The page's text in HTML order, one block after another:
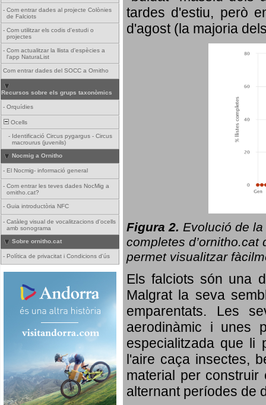
- Com entrar dades al projecte Colònies
de Falciots
- Com utilitzar els codis d'estudi o
projectes
- Com actualitzar la llista d'espècies a
l'app NaturaList
Com entrar dades del SOCC a Ornitho
Recursos sobre els grups taxonòmics
- Orquídies
Ocells
- Identificació Circus pygargus - Circus
macrourus (juvenils)
Nocmig a Ornitho
- El Nocmig- informació general
- Com entrar les teves dades NocMig a
ornitho.cat?
- Guia introductòria NFC
- Catàleg visual de vocalitzacions d'ocells
amb sonograma
Sobre ornitho.cat
- Política de privacitat i Condicions d'ús
tardes d'estiu, però
d'agost (la majoria
Figura 2. Evolució de la
completes d’ornitho.cat
permet visualitzar
Els falciots són una
Malgrat la seva
emparentats. Les
aerodinàmic i unes
especialitzada que li
l'aire caça insectes,
material per
alternant períodes de